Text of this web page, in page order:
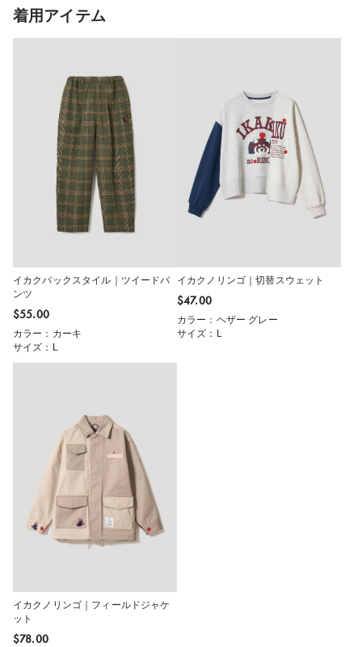
着用アイテム
イカクバックスタイル｜ツイードパ
ンツ
$‌55.00
カラー：カーキ
サイズ：L
イカクノリンゴ｜切替スウェット
$‌47.00
カラー：ヘザー グレー
サイズ：L
イカクノリンゴ｜フィールドジャケ
ット
$‌78.00